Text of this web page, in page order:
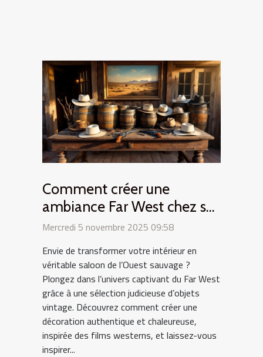
Comment créer une
ambiance Far West chez soi
avec des objets vintage ?
Mercredi 5 novembre 2025 09:58
Envie de transformer votre intérieur en
véritable saloon de l’Ouest sauvage ?
Plongez dans l’univers captivant du Far West
grâce à une sélection judicieuse d’objets
vintage. Découvrez comment créer une
décoration authentique et chaleureuse,
inspirée des films westerns, et laissez-vous
inspirer...